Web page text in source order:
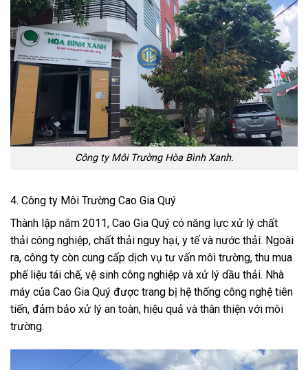
Công ty Môi Trường Hòa Bình Xanh.
4. Công ty Môi Trường Cao Gia Quý
Thành lập năm 2011, Cao Gia Quý có năng lực xử lý chất
thải công nghiệp, chất thải nguy hại, y tế và nước thải. Ngoài
ra, công ty còn cung cấp dịch vụ tư vấn môi trường, thu mua
phế liệu tái chế, vệ sinh công nghiệp và xử lý dầu thải. Nhà
máy của Cao Gia Quý được trang bị hệ thống công nghệ tiên
tiến, đảm bảo xử lý an toàn, hiệu quả và thân thiện với môi
trường.